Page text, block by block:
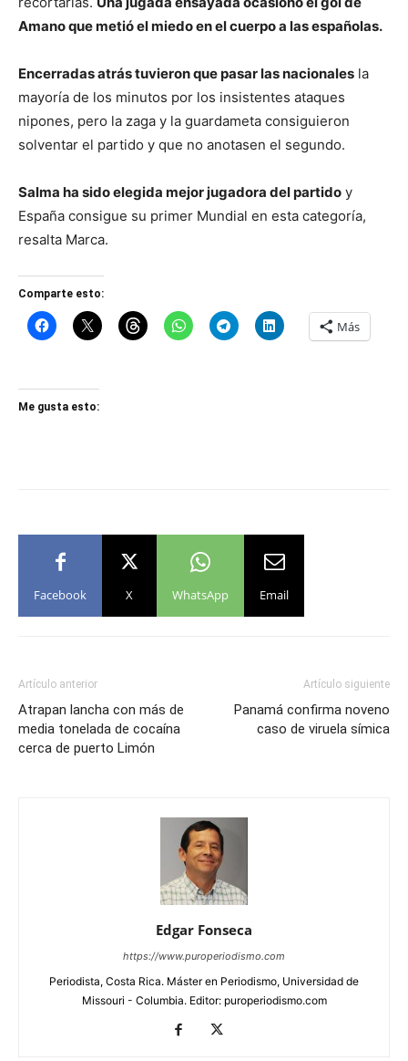
Amano que metió el miedo en el cuerpo a las españolas.
Encerradas atrás tuvieron que pasar las nacionales la
mayoría de los minutos por los insistentes ataques
nipones, pero la zaga y la guardameta consiguieron
solventar el partido y que no anotasen el segundo.
Salma ha sido elegida mejor jugadora del partido y
España consigue su primer Mundial en esta categoría,
resalta Marca.
Comparte esto:
Más
Me gusta esto:
Facebook X WhatsApp Email
Artículo anterior
Atrapan lancha con más de
media tonelada de cocaína
cerca de puerto Limón
Artículo siguiente
Panamá confirma noveno
caso de viruela símica
Edgar Fonseca
https://www.puroperiodismo.com
Periodista, Costa Rica. Máster en Periodismo, Universidad de
Missouri - Columbia. Editor: puroperiodismo.com